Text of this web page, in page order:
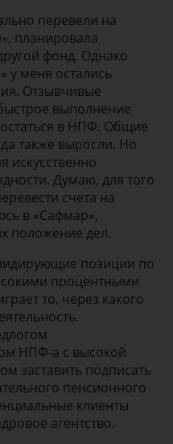
перевели на
планировала
фонд. Однако
у меня остались
Отзывчивые
выполнение
в НПФ. Общие
также выросли. Но
искусственно
Думаю, для того
счета на
в «Сафмар»,
положение дел.
позиции по
процентными
то, через какого
НПФ-а с высокой
заставить подписать
пенсионного
клиенты
агентство.